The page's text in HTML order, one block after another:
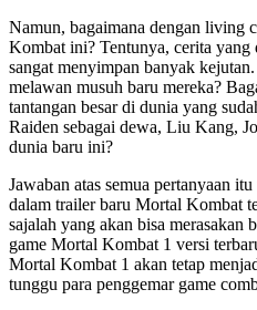
Namun, bagaimana dengan living
Kombat ini? Tentunya, cerita
sangat menyimpan banyak
melawan musuh baru mereka?
tantangan besar di dunia yang
Raiden sebagai dewa, Liu Kang,
dunia baru ini?
Jawaban atas semua pertanyaan
dalam trailer baru Mortal Kombat
sajalah yang akan bisa merasakan
game Mortal Kombat 1 versi
Mortal Kombat 1 akan tetap
tunggu para penggemar game